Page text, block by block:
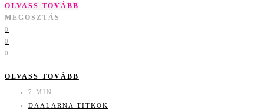
OLVASS TOVÁBB
MEGOSZTÁS
0
0
0
OLVASS TOVÁBB
7 MIN
DAALARNA TITKOK